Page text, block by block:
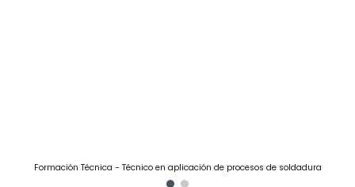
Formación Técnica - Técnico en aplicación de procesos de soldadura